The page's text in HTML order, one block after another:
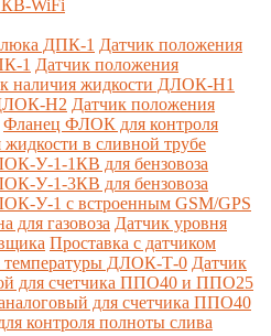
WiFi
ДПК-1 Датчик положения
1 Датчик положения
наличия жидкости ДЛОК-Н1
Н2 Датчик положения
Фланец ФЛОК для контроля
жидкости в сливной трубе
У-1-1КВ для бензовоза
У-1-3КВ для бензовоза
У-1 с встроенным GSM/GPS
для газовоза Датчик уровня
Проставка с датчиком
температуры ДЛОК-Т-0 Датчик
для счетчика ППО40 и ППО25
для счетчика ППО40
контроля полноты слива